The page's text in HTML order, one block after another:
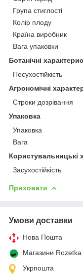
Група стиглості
Колір плоду
Країна виробник
Вага упаковки
Ботанічні
Посухостійкість
Агрономічні
Строки дозрівання
Упаковка
Упаковка
Вага
Користувальницькі
Засухостійкість
Приховати
Умови доставки
Нова Пошта
Магазини Rozetka
Укрпошта